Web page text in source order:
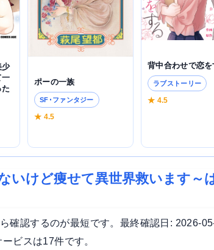
少
一
ポーの一族
SF･ファンタジー
★ 4.5
背中合わせで恋
ラブストーリー
★ 4.5
いけど痩せて異世界救います～
確認するのが最短です。最終確認日: 2026-
ビスは17件です。